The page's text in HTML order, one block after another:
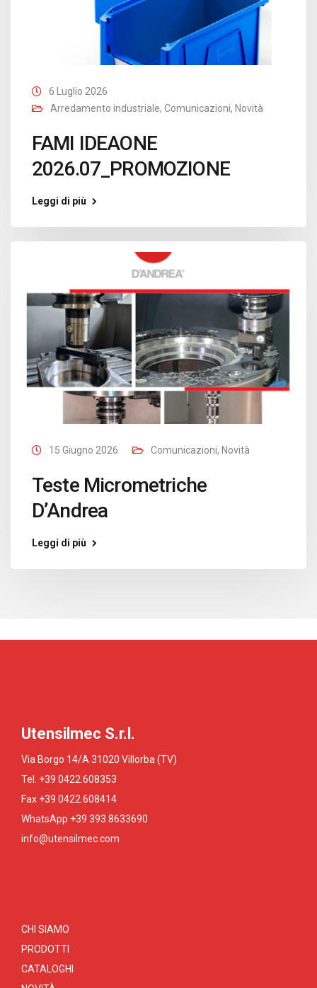
6 Luglio 2026
Arredamento industriale, Comunicazioni, Novità
FAMI IDEAONE
2026.07_PROMOZIONE
Leggi di più
15 Giugno 2026 Comunicazioni, Novità
Teste Micrometriche
D’Andrea
Leggi di più
Utensilmec S.r.l.
Via Borgo 14/A 31020 Villorba (TV)
Tel. +39 0422.608353
Fax +39 0422.608414
WhatsApp +39 393.8633690
info@utensilmec.com
CHI SIAMO
PRODOTTI
CATALOGHI